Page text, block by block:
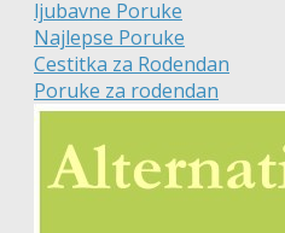
ljubavne Poruke
Najlepse Poruke
Cestitka za Rodendan
Poruke za rodendan